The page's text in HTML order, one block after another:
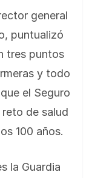
general
puntualizó
tres puntos
y todo
el Seguro
de salud
100 años.
la Guardia